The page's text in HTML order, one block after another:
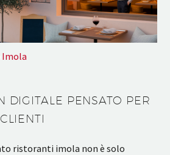
Imola
DIGITALE PENSATO PER
ristoranti imola non è solo